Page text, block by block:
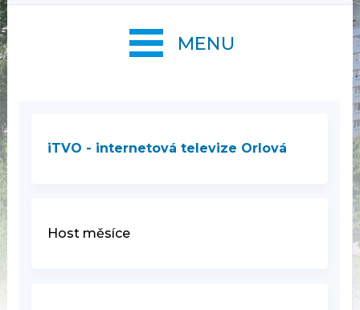
iTVO - internetová televize Orlová
Host měsíce
MENU